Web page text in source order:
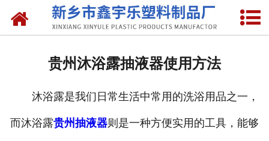
网站首页
贵州沐浴露抽液器使用方法
沐浴露是我们日常生活中常用的洗浴用品之一，
而沐浴露贵州抽液器则是一种方便实用的工具，能够